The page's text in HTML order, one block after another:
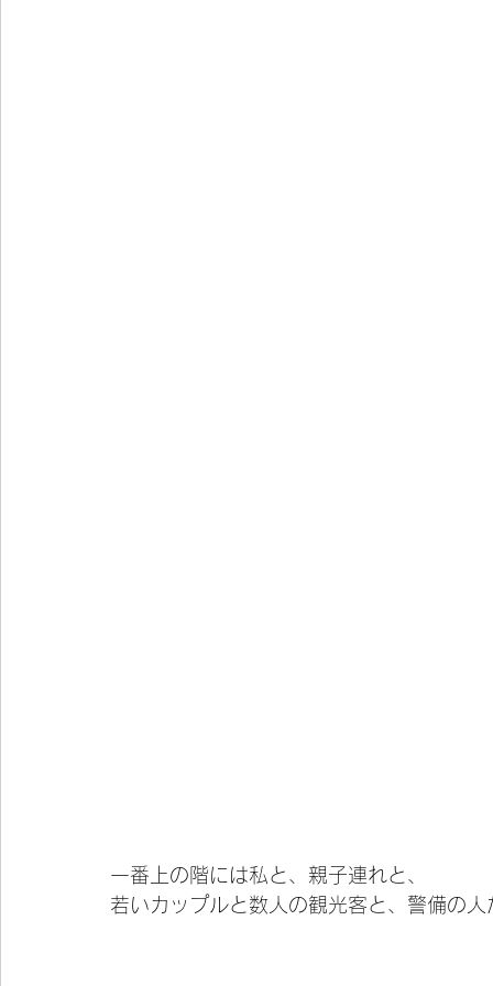
一番上の階には私と、親子連れと、
若いカップルと数人の観光客と、警備の人